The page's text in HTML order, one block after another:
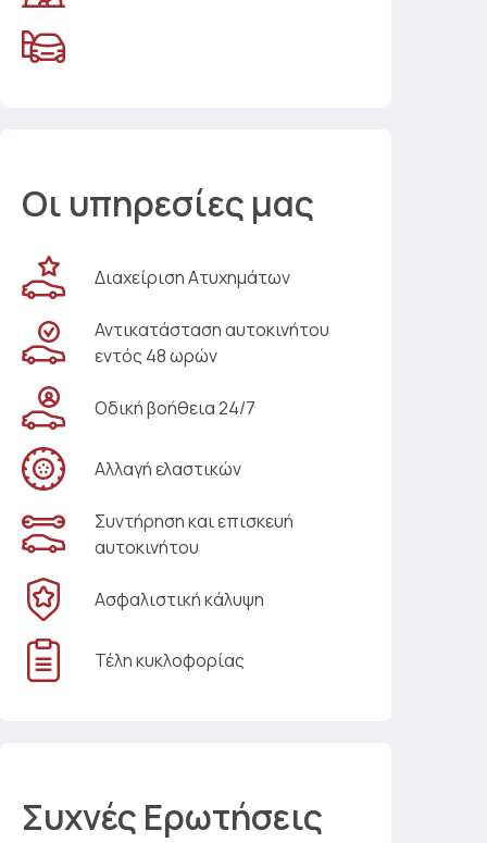
Οι υπηρεσίες μας
Διαχείριση Ατυχημάτων
Αντικατάσταση αυτοκινήτου
εντός 48 ωρών
Οδική βοήθεια 24/7
Αλλαγή ελαστικών
Συντήρηση και επισκευή
αυτοκινήτου
Ασφαλιστική κάλυψη
Τέλη κυκλοφορίας
Συχνές Ερωτήσεις